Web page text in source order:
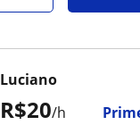
R$20/h
Luciano